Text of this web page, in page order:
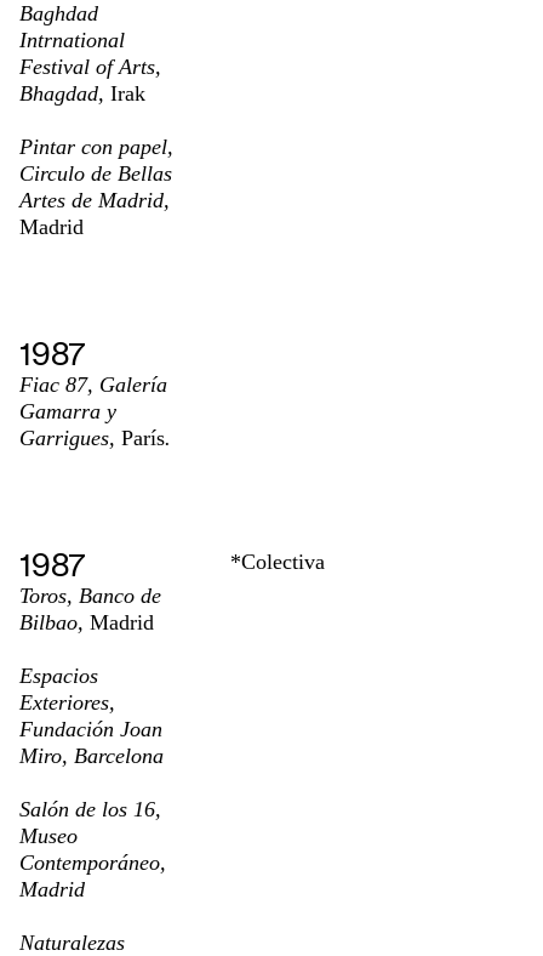
Baghdad
Intrnational
Festival of Arts,
Bhagdad, Irak
Pintar con papel,
Circulo de Bellas
Artes de Madrid,
Madrid
1987
Fiac 87, Galería
Gamarra y
Garrigues, París.
1987
Toros, Banco de
Bilbao, Madrid
Espacios
Exteriores,
Fundación Joan
Miro, Barcelona
Salón de los 16,
Museo
Contemporáneo,
Madrid
Naturalezas
*Colectiva